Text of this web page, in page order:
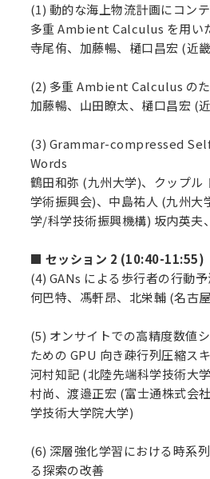
(1) 動的な海上物流計画にコン
多重 Ambient Calculus を用い
寺尾侑、加藤暢、樋口昌宏 (近
(2) 多重 Ambient Calculus の
加藤暢、山田瞭太、樋口昌宏 (
(3) Grammar-compressed
Words
鶴田和弥 (九州大学)、クップル
学術振興会)、中島祐人 (九州大
学/科学技術振興機構) 坂内英夫
■ セッション 2 (10:40-11:55)
(4) GANs による歩行者の行動
何巴特、馮軒昂、北栄輔 (名古
(5) オンサイトでの高精度数値
ための GPU 向き疎行列圧縮ス
河村知記 (北陸先端科学技術大
村尚、渡邉正宏 (富士通株式会
学技術大学院大学)
(6) 深層強化学習における時系
る探索の改善